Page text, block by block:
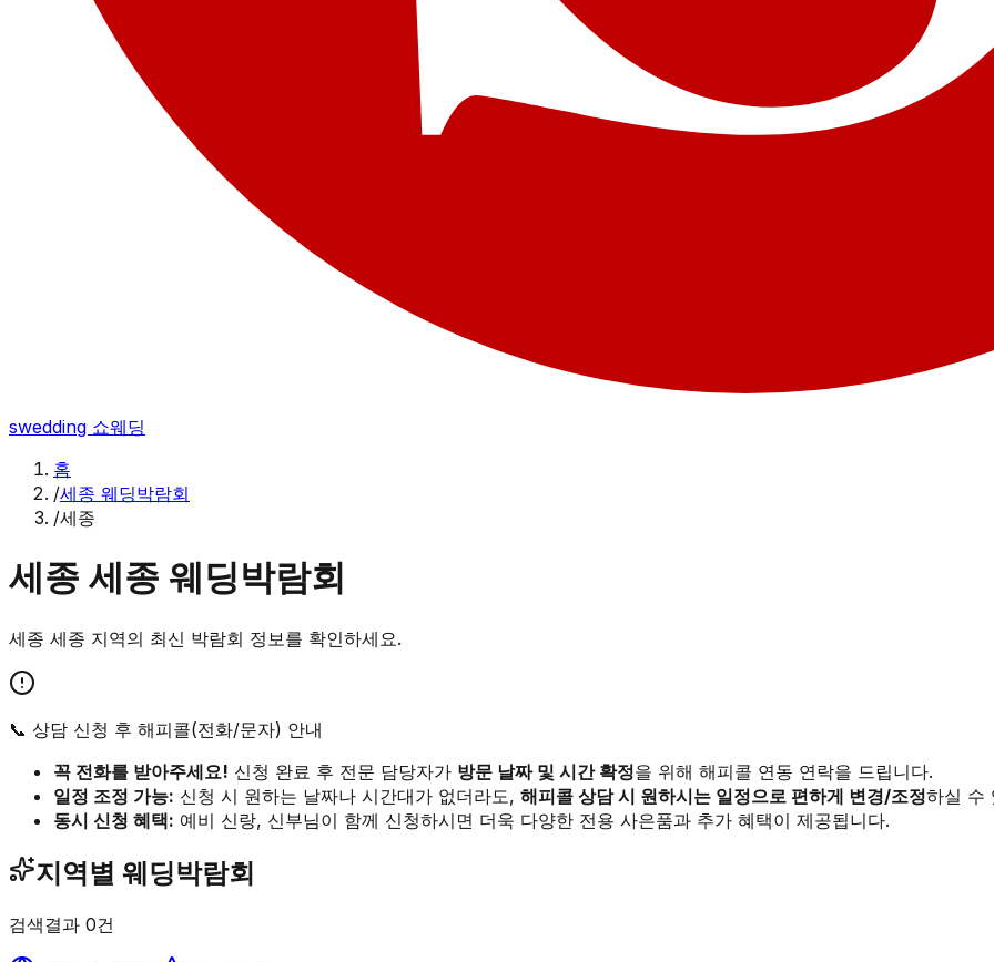
swedding 쇼웨딩
홈
/세종 웨딩박람회
/세종
세종 세종 웨딩박람회
세종 세종 지역의 최신 박람회 정보를 확인하세요.
📞 상담 신청 후 해피콜(전화/문자) 안내
꼭 전화를 받아주세요! 신청 완료 후 전문 담당자가 방문 날짜 및 시간 확정을 위해 해피콜 연동 연락을 드립니다.
일정 조정 가능: 신청 시 원하는 날짜나 시간대가 없더라도, 해피콜 상담 시 원하시는 일정으로 편하게 변경/조정하실 수
동시 신청 혜택: 예비 신랑, 신부님이 함께 신청하시면 더욱 다양한 전용 사은품과 추가 혜택이 제공됩니다.
지역별 웨딩박람회
검색결과 0건